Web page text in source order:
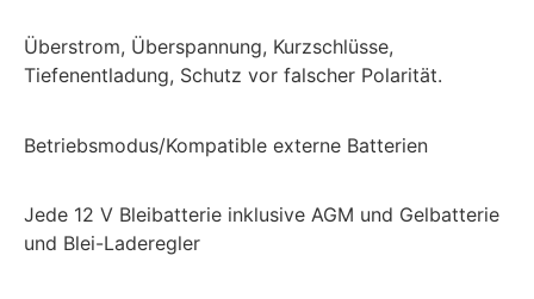
Überstrom, Überspannung, Kurzschlüsse,
Tiefenentladung, Schutz vor falscher Polarität.
Betriebsmodus/Kompatible externe Batterien
Jede 12 V Bleibatterie inklusive AGM und Gelbatterie
und Blei-Laderegler